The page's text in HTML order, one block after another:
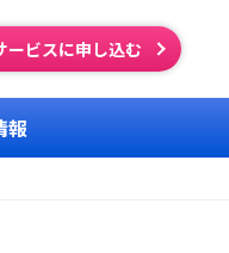
ービスに申し込む
報